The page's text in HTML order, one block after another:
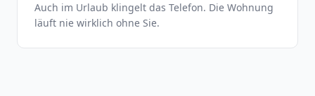
Auch im Urlaub klingelt das Telefon. Die Wohnung
läuft nie wirklich ohne Sie.